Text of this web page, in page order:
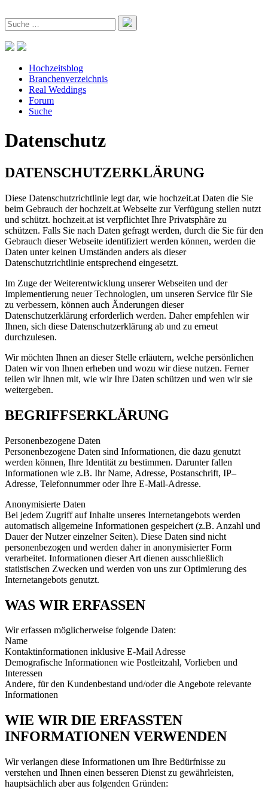
Hochzeitsblog
Branchenverzeichnis
Real Weddings
Forum
Suche
Datenschutz
DATENSCHUTZERKLÄRUNG
Diese Datenschutzrichtlinie legt dar, wie hochzeit.at Daten die Sie
beim Gebrauch der hochzeit.at Webseite zur Verfügung stellen nutzt
und schützt. hochzeit.at ist verpflichtet Ihre Privatsphäre zu
schützen. Falls Sie nach Daten gefragt werden, durch die Sie für den
Gebrauch dieser Webseite identifiziert werden können, werden die
Daten unter keinen Umständen anders als dieser
Datenschutzrichtlinie entsprechend eingesetzt.
Im Zuge der Weiterentwicklung unserer Webseiten und der
Implementierung neuer Technologien, um unseren Service für Sie
zu verbessern, können auch Änderungen dieser
Datenschutzerklärung erforderlich werden. Daher empfehlen wir
Ihnen, sich diese Datenschutzerklärung ab und zu erneut
durchzulesen.
Wir möchten Ihnen an dieser Stelle erläutern, welche persönlichen
Daten wir von Ihnen erheben und wozu wir diese nutzen. Ferner
teilen wir Ihnen mit, wie wir Ihre Daten schützen und wen wir sie
weitergeben.
BEGRIFFSERKLÄRUNG
Personenbezogene Daten
Personenbezogene Daten sind Informationen, die dazu genutzt
werden können, Ihre Identität zu bestimmen. Darunter fallen
Informationen wie z.B. Ihr Name, Adresse, Postanschrift, IP–
Adresse, Telefonnummer oder Ihre E-Mail-Adresse.
Anonymisierte Daten
Bei jedem Zugriff auf Inhalte unseres Internetangebots werden
automatisch allgemeine Informationen gespeichert (z.B. Anzahl und
Dauer der Nutzer einzelner Seiten). Diese Daten sind nicht
personenbezogen und werden daher in anonymisierter Form
verarbeitet. Informationen dieser Art dienen ausschließlich
statistischen Zwecken und werden von uns zur Optimierung des
Internetangebots genutzt.
WAS WIR ERFASSEN
Wir erfassen möglicherweise folgende Daten:
Name
Kontaktinformationen inklusive E-Mail Adresse
Demografische Informationen wie Postleitzahl, Vorlieben und
Interessen
Andere, für den Kundenbestand und/oder die Angebote relevante
Informationen
WIE WIR DIE ERFASSTEN
INFORMATIONEN VERWENDEN
Wir verlangen diese Informationen um Ihre Bedürfnisse zu
verstehen und Ihnen einen besseren Dienst zu gewährleisten,
hauptsächlich aber aus folgenden Gründen: